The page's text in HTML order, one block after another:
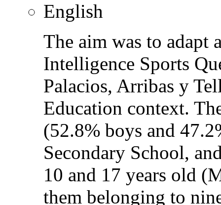
English
The aim was to adapt
Intelligence Sports
Palacios, Arribas y
Education context.
(52.8% boys and
Secondary School,
10 and 17 years old
them belonging to